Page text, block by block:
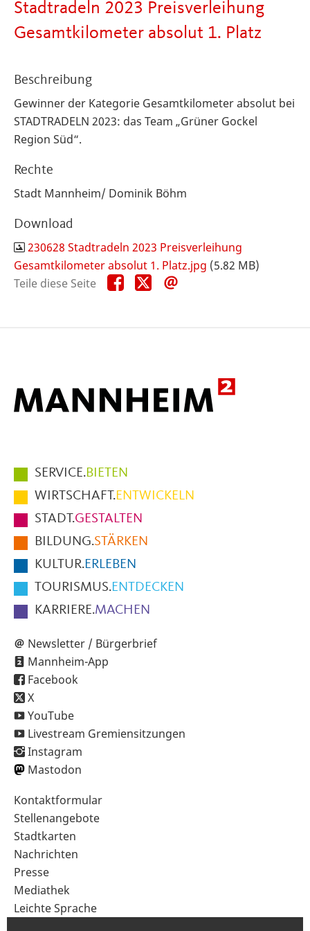
Stadtradeln 2023 Preisverleihung
Gesamtkilometer absolut 1. Platz
Beschreibung
Gewinner der Kategorie Gesamtkilometer absolut bei
STADTRADELN 2023: das Team „Grüner Gockel
Region Süd“.
Rechte
Stadt Mannheim/ Dominik Böhm
Download
230628 Stadtradeln 2023 Preisverleihung
Gesamtkilometer absolut 1. Platz.jpg (5.82 MB)
Teile diese Seite
Teile
diese
Teile
diese
Hauptmenüpunkte
im
Fußbereich
der
Seite
SERVICE.BIETEN
WIRTSCHAFT.ENTWICKELN
STADT.GESTALTEN
BILDUNG.STÄRKEN
KULTUR.ERLEBEN
TOURISMUS.ENTDECKEN
KARRIERE.MACHEN
Newsletter / Bürgerbrief
Mannheim-App
Facebook
X
YouTube
Livestream Gremiensitzungen
Instagram
Mastodon
Sekundärnavigation
im
Fußbereich
Kontaktformular
Stellenangebote
Stadtkarten
Nachrichten
Presse
Mediathek
Leichte Sprache